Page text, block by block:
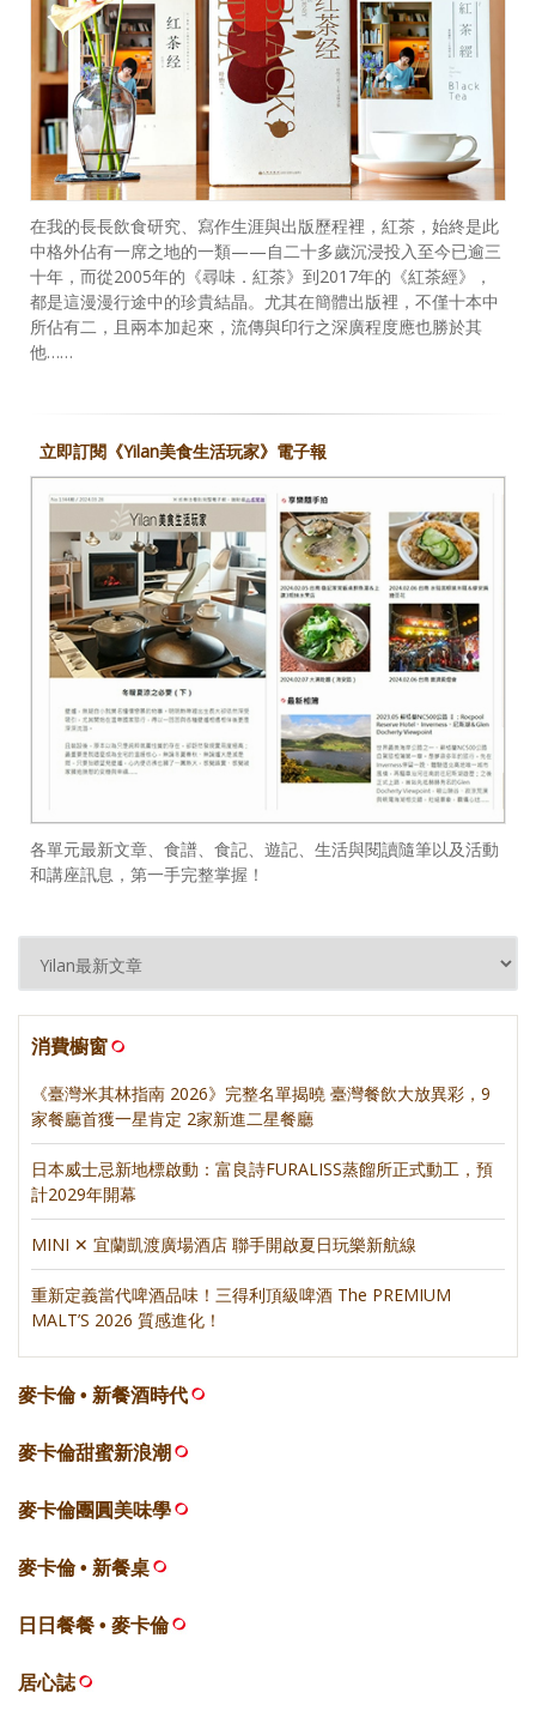
在我的長長飲食研究、寫作生涯與出版歷程裡，紅茶，始終是此
中格外佔有一席之地的一類——自二十多歲沉浸投入至今已逾三
十年，而從2005年的《尋味．紅茶》到2017年的《紅茶經》，
都是這漫漫行途中的珍貴結晶。尤其在簡體出版裡，不僅十本中
所佔有二，且兩本加起來，流傳與印行之深廣程度應也勝於其
他……
立即訂閱《Yilan美食生活玩家》電子報
各單元最新文章、食譜、食記、遊記、生活與閱讀隨筆以及活動
和講座訊息，第一手完整掌握！
消費櫥窗
《臺灣米其林指南 2026》完整名單揭曉 臺灣餐飲大放異彩，9
家餐廳首獲一星肯定 2家新進二星餐廳
日本威士忌新地標啟動：富良詩FURALISS蒸餾所正式動工，預
計2029年開幕
MINI ✕ 宜蘭凱渡廣場酒店 聯手開啟夏日玩樂新航線
重新定義當代啤酒品味！三得利頂級啤酒 The PREMIUM
MALT’S 2026 質感進化！
麥卡倫 • 新餐酒時代
麥卡倫甜蜜新浪潮
麥卡倫團圓美味學
麥卡倫 • 新餐桌
日日餐餐 • 麥卡倫
居心誌